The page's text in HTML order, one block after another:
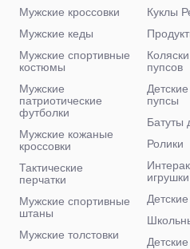
Мужские кроссовки
Мужские кеды
Мужские спортивные
костюмы
Мужские
патриотические
футболки
Мужские кожаные
кроссовки
Тактические
перчатки
Мужские спортивные
штаны
Мужские толстовки
Куклы
пупсов
пупсы
Батуты
Ролики
игрушки